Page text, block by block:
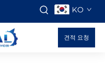
KO
견적 요청